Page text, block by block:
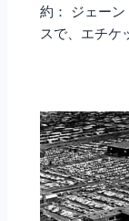
約： ジェー
スで、エチケ